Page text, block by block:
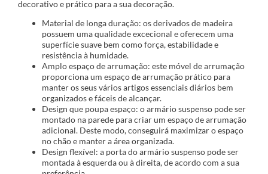
decorativo e prático para a sua decoração.
Material de longa duração: os derivados de madeira
possuem uma qualidade excecional e oferecem uma
superfície suave bem como força, estabilidade e
resistência à humidade.
Amplo espaço de arrumação: este móvel de arrumação
proporciona um espaço de arrumação prático para
manter os seus vários artigos essenciais diários bem
organizados e fáceis de alcançar.
Design que poupa espaço: o armário suspenso pode ser
montado na parede para criar um espaço de arrumação
adicional. Deste modo, conseguirá maximizar o espaço
no chão e manter a área organizada.
Design flexível: a porta do armário suspenso pode ser
montada à esquerda ou à direita, de acordo com a sua